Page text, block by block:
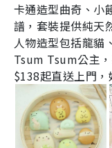
卡通造型曲奇、小
譜，套裝提供純天
人物造型包括龍貓
Tsum Tsum公主
$138起直送上門，